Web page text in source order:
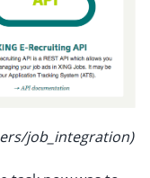
job_integration)